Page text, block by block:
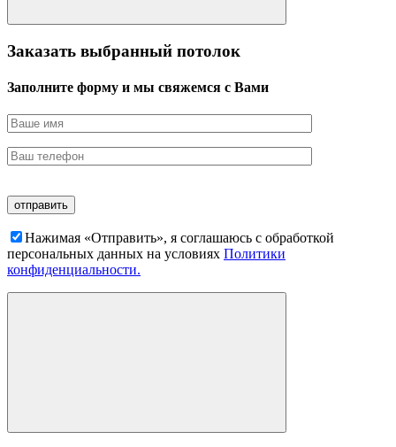
Заказать выбранный потолок
Заполните форму и мы свяжемся с Вами
Нажимая «Отправить», я соглашаюсь c обработкой
персональных данных на условиях Политики
конфиденциальности.